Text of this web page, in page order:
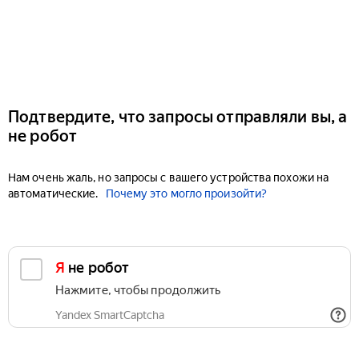
Подтвердите, что запросы отправляли вы, а
не робот
Нам очень жаль, но запросы с вашего устройства похожи на
автоматические.
Почему это могло произойти?
Я не робот
Нажмите, чтобы продолжить
Yandex SmartCaptcha